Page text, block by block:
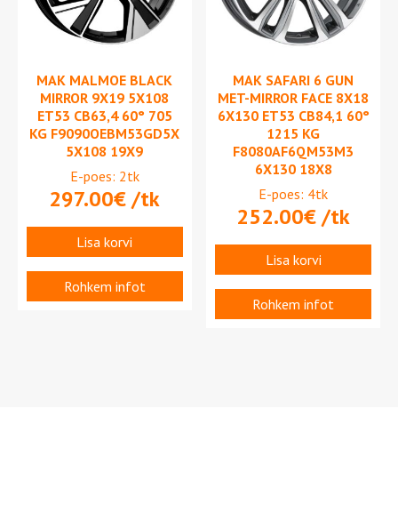
MAK MALMOE BLACK
MIRROR 9X19 5X108
ET53 CB63,4 60° 705
KG F9090OEBM53GD5X
5X108 19X9
E-poes: 2tk
297.00€/tk
Lisa korvi
Rohkem infot
MAK SAFARI 6 GUN
MET-MIRROR FACE 8X18
6X130 ET53 CB84,1 60°
1215 KG
F8080AF6QM53M3
6X130 18X8
E-poes: 4tk
252.00€/tk
Lisa korvi
Rohkem infot